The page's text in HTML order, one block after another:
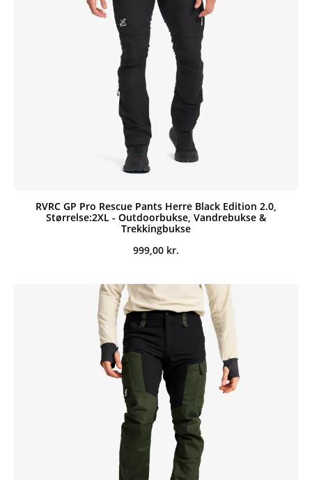
RVRC GP Pro Rescue Pants Herre Black Edition 2.0,
Størrelse:2XL - Outdoorbukse, Vandrebukse &
Trekkingbukse
999,00 kr.